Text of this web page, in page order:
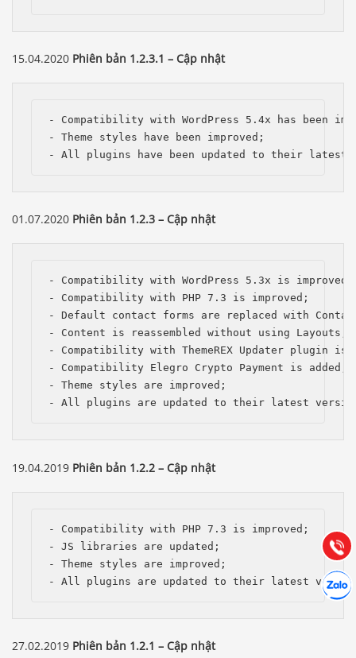
15.04.2020 Phiên bản 1.2.3.1 – Cập nhật
- Compatibility with WordPress 5.4x has been
- Theme styles have been improved;
- All plugins have been updated to their latest
01.07.2020 Phiên bản 1.2.3 – Cập nhật
- Compatibility with WordPress 5.3x is
- Compatibility with PHP 7.3 is improved;
- Default contact forms are replaced with
- Content is reassembled without using Layouts;
- Compatibility with ThemeREX Updater plugin is
- Compatibility Elegro Crypto Payment is added;
- Theme styles are improved;
- All plugins are updated to their latest
19.04.2019 Phiên bản 1.2.2 – Cập nhật
- Compatibility with PHP 7.3 is improved;
- JS libraries are updated;
- Theme styles are improved;
- All plugins are updated to their latest
27.02.2019 Phiên bản 1.2.1 – Cập nhật
Gọi
(028) 22.166.144
Chát
Tư vấn
Hợp tác